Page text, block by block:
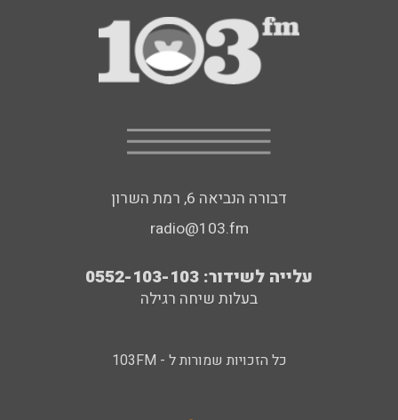
דבורה הנביאה 6, רמת השרון
radio@103.fm
עלייה לשידור: 0552-103-103
בעלות שיחה רגילה
כל הזכויות שמורות ל - 103FM